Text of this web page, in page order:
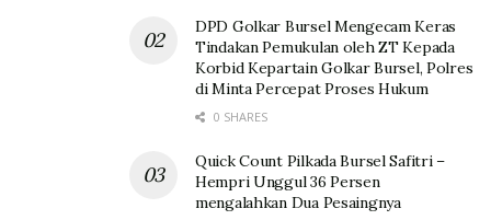
DPD Golkar Bursel Mengecam Keras
Tindakan Pemukulan oleh ZT Kepada
Korbid Kepartain Golkar Bursel, Polres
di Minta Percepat Proses Hukum
0 SHARES
Quick Count Pilkada Bursel Safitri –
Hempri Unggul 36 Persen
mengalahkan Dua Pesaingnya